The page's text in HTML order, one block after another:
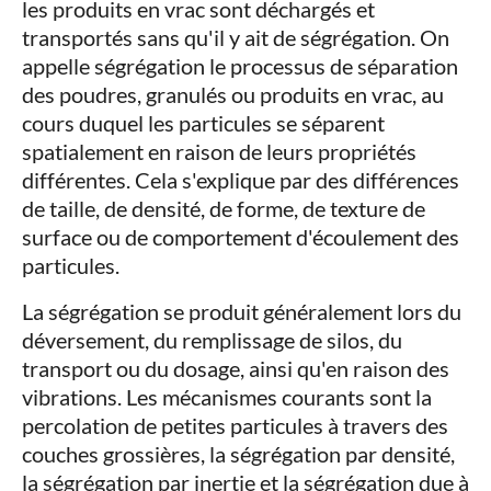
les produits en vrac sont déchargés et
transportés sans qu'il y ait de ségrégation. On
appelle ségrégation le processus de séparation
des poudres, granulés ou produits en vrac, au
cours duquel les particules se séparent
spatialement en raison de leurs propriétés
différentes. Cela s'explique par des différences
de taille, de densité, de forme, de texture de
surface ou de comportement d'écoulement des
particules.
La ségrégation se produit généralement lors du
déversement, du remplissage de silos, du
transport ou du dosage, ainsi qu'en raison des
vibrations. Les mécanismes courants sont la
percolation de petites particules à travers des
couches grossières, la ségrégation par densité,
la ségrégation par inertie et la ségrégation due à